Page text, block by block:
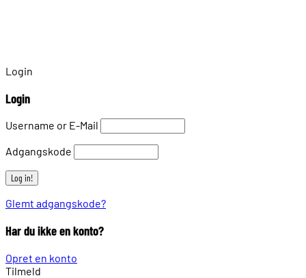
Login
Login
Username or E-Mail
Adgangskode
Glemt adgangskode?
Har du ikke en konto?
Opret en konto
Tilmeld